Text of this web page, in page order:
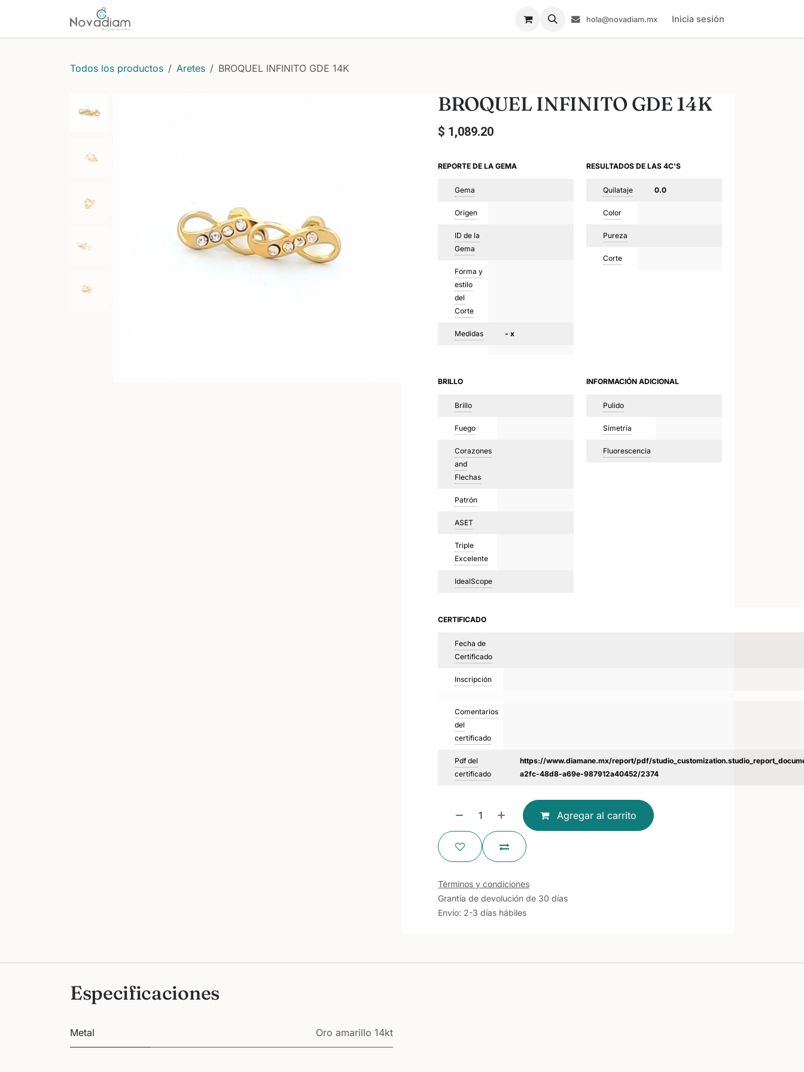
hola@novadiam.mx Inicia sesión
Todos los productos Aretes BROQUEL INFINITO GDE 14K
BROQUEL INFINITO GDE 14K
$ 1,089.20
REPORTE DE LA GEMA
Gema
Origen
ID de la
Gema
Forma y
estilo
del
Corte
Medidas - x
RESULTADOS DE LAS 4C'S
Quilataje 0.0
Color
Pureza
Corte
BRILLO
Brillo
Fuego
Corazones
and
Flechas
Patrón
ASET
Triple
Excelente
IdealScope
INFORMACIÓN ADICIONAL
Pulido
Simetría
Fluorescencia
CERTIFICADO
Fecha de
Certificado
Inscripción
Comentarios
del
certificado
Pdf del
certificado
https://www.diamane.mx/report/pdf/
a2fc-48d8-a69e-987912a40452/2374
Agregar al carrito
Términos y condiciones
Grantía de devolución de 30 días
Envío: 2-3 días hábiles
Especificaciones
Metal Oro amarillo 14kt